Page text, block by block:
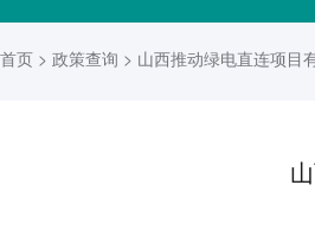
首页 > 政策查询 > 山西推动绿电直连项目